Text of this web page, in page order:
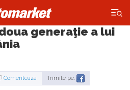
×
generaţie a lui
Comenteaza Trimite pe: